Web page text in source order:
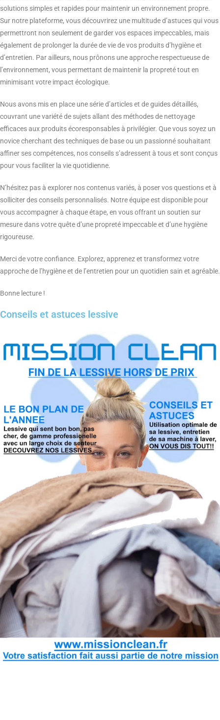
solutions simples et rapides pour maintenir un environnement propre.
Sur notre plateforme, vous découvrirez une multitude d’astuces qui vous
permettront non seulement de garder vos espaces impeccables, mais
également de prolonger la durée de vie de vos produits d’hygiène et
d’entretien. Par ailleurs, nous prônons une approche respectueuse de
l’environnement, vous permettant de maintenir la propreté tout en
minimisant votre impact écologique.
Nous avons mis en place une série d’articles et de guides détaillés,
couvrant une variété de sujets allant des méthodes de nettoyage
efficaces aux produits écoresponsables à privilégier. Que vous soyez un
novice cherchant des techniques de base ou un passionné souhaitant
affiner ses compétences, nos conseils s’adressent à tous et sont conçus
pour vous faciliter la vie quotidienne.
N’hésitez pas à explorer nos contenus variés, à poser vos questions et à
solliciter des conseils personnalisés. Notre équipe est disponible pour
vous accompagner à chaque étape, en vous offrant un soutien sur
mesure dans votre quête d’une propreté impeccable et d’une hygiène
rigoureuse.
Merci de votre confiance. Explorez, apprenez et transformez votre
approche de l’hygiène et de l’entretien pour un quotidien sain et agréable.
Bonne lecture !
Conseils et astuces lessive